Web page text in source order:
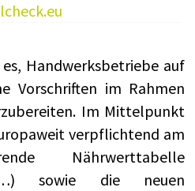
Handwerksbetriebe auf
Vorschriften im Rahmen
Im Mittelpunkt
verpflichtend am
Nährwerttabelle
sowie die neuen